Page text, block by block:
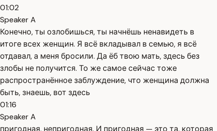
01:02
Speaker A
Конечно, ты озлобишься, ты начнёшь ненавидеть в
итоге всех женщин. Я всё вкладывал в семью, я всё
отдавал, а меня бросили. Да ёб твою мать, здесь без
злобы не получится. То же самое сейчас тоже
распространённое заблуждение, что женщина должна
быть, знаешь, вот здесь
01:16
Speaker A
пригодная, непригодная. И пригодная — это та, которая